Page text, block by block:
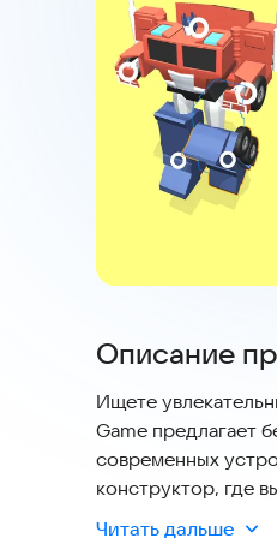
Описание
Ищете
Game предлагает
современных
конструктор, где
соединять детали,
Читать дальше